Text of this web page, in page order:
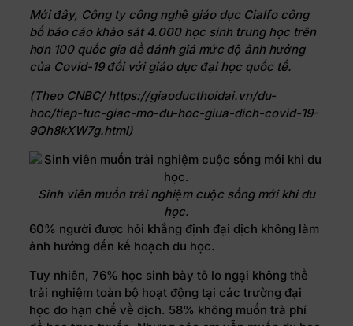
Mới đây, Công ty công nghệ giáo dục Cialfo công
bố báo cáo khảo sát 4.000 học sinh trung học trên
hơn 100 quốc gia để đánh giá mức độ ảnh hưởng
của Covid-19 đối với giáo dục đại học quốc tế.
(Theo CNBC/ https://giaoducthoidai.vn/du-
hoc/tiep-tuc-giac-mo-du-hoc-giua-dich-covid-19-
9Qh8kXW7g.html)
Sinh viên muốn trải nghiệm cuộc sống mới khi du
học.
60% người được hỏi khẳng định đại dịch không làm
ảnh hưởng đến kế hoạch du học.
Tuy nhiên, 76% học sinh bày tỏ lo ngại không thể
trải nghiệm toàn bộ hoạt động tại các trường đại
học do hạn chế về dịch. 58% không muốn trả phí